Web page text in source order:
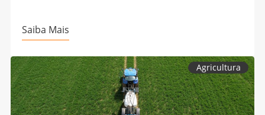
Saiba Mais
Agricultura